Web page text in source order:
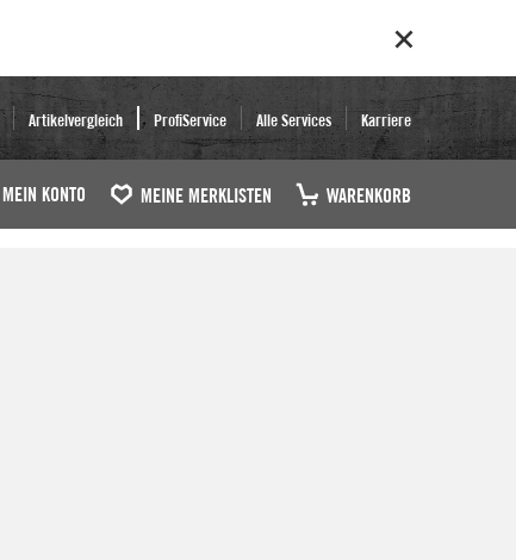
Artikelvergleich ProfiService Alle Services Karriere
MEIN KONTO MEINE MERKLISTEN WARENKORB